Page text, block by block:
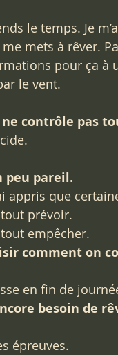
le temps. Je
mets à rêver.
pour ça à
le vent.
contrôle pas
peu pareil.
appris que
tout prévoir.
empêcher.
comment on
en fin de
besoin de
épreuves.